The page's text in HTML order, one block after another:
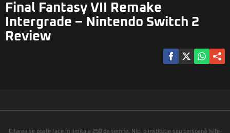
Final Fantasy VII Remake
Intergrade – Nintendo Switch 2
Review
Citarea se poate face în limita a 250 de semne. Nici o instituţie sau persoană (site-